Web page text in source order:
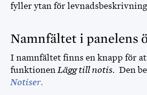
fyller ytan för
Namnfältet i panelens
I namnfältet finns en knapp för
funktionenLägg till notis. Den
Notiser.